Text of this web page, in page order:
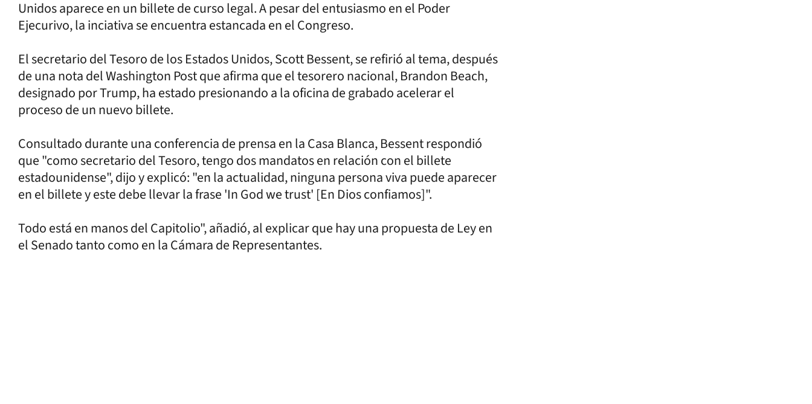
Unidos aparece en un billete de curso legal. A pesar del entusiasmo en el Poder
Ejecurivo, la inciativa se encuentra estancada en el Congreso.
El secretario del Tesoro de los Estados Unidos, Scott Bessent, se refirió al tema, después
de una nota del Washington Post que afirma que el tesorero nacional, Brandon Beach,
designado por Trump, ha estado presionando a la oficina de grabado acelerar el
proceso de un nuevo billete.
Consultado durante una conferencia de prensa en la Casa Blanca, Bessent respondió
que "como secretario del Tesoro, tengo dos mandatos en relación con el billete
estadounidense", dijo y explicó: "en la actualidad, ninguna persona viva puede aparecer
en el billete y este debe llevar la frase 'In God we trust' [En Dios confiamos]".
Todo está en manos del Capitolio", añadió, al explicar que hay una propuesta de Ley en
el Senado tanto como en la Cámara de Representantes.